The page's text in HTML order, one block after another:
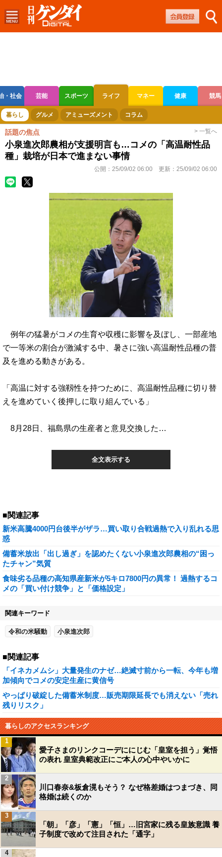
・社会 芸能 スポーツ ライフ マネー 健康 競馬
ボートレース 競輪 オートレース
暮らし グルメ アミューズメント コラム
話題の焦点 > 一覧へ
小泉進次郎農相が支援明言も…コメの「高温耐性品
種」栽培が日本で進まない事情
公開： 25/09/02 06:00 更新： 25/09/02 06:00
例年の猛暑がコメの生育や収穫に影響を及ぼし、一部産地
で一等米の割合が激減する中、暑さに強い高温耐性品種の普
及を進める動きがある。
「高温に対する強靱性を持つために、高温耐性品種に切り替
えを進めていく後押しに取り組んでいる」
8月28日、福島県の生産者と意見交換した…
全文表示する
■関連記事
新米高騰4000円台後半がザラ…買い取り合戦過熱で入り乱れる思
惑
備蓄米放出「出し過ぎ」を認めたくない小泉進次郎農相の“困っ
たチャン”気質
食味劣る品種の高知県産新米が5キロ7800円の異常！ 過熱するコ
メの「買い付け競争」と「価格設定」
関連キーワード
令和の米騒動 小泉進次郎
■関連記事
「イネカメムシ」大量発生のナゼ…絶滅寸前から一転、今年も増
加傾向でコメの安定生産に黄信号
やっぱり破綻した備蓄米制度…販売期限延長でも消えない「売れ
残りリスク」
暮らしのアクセスランキング
愛子さまのリンクコーデににじむ「皇室を担う」覚悟
の表れ 皇室典範改正にご本人の心中やいかに
1
川口春奈&板倉滉もそう？ なぜ格差婚はつまづき、同
格婚は続くのか
2
「朝」「彦」「憲」「恒」…旧宮家に残る皇族意識 養
子制度で改めて注目された「通字」
3
4